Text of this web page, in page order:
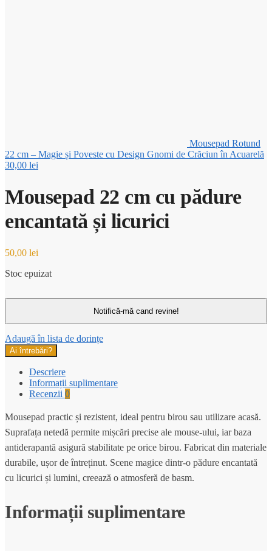
Mousepad Rotund
22 cm – Magie și Poveste cu Design Gnomi de Crăciun în Acuarelă
30,00 lei
Mousepad 22 cm cu pădure
encantată și licurici
50,00 lei
Stoc epuizat
Adaugă în lista de dorințe
Ai întrebări?
Descriere
Informații suplimentare
Recenzii 0
Mousepad practic și rezistent, ideal pentru birou sau utilizare acasă.
Suprafața netedă permite mișcări precise ale mouse-ului, iar baza
antiderapantă asigură stabilitate pe orice birou. Fabricat din materiale
durabile, ușor de întreținut. Scene magice dintr-o pădure encantată
cu licurici și lumini, creează o atmosferă de basm.
Informații suplimentare